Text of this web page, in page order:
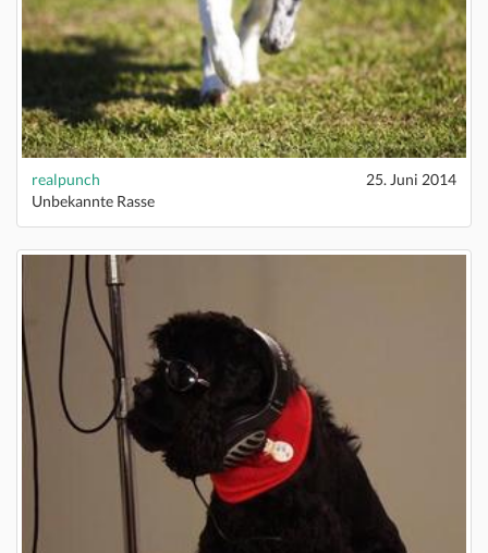
realpunch
25. Juni 2014
Unbekannte Rasse